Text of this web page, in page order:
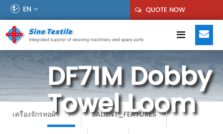
EN QUOTE NOW
DF71M Dobby
Towel Loom
เครื่องจักรทอผ้า SALIENT_FEATURES